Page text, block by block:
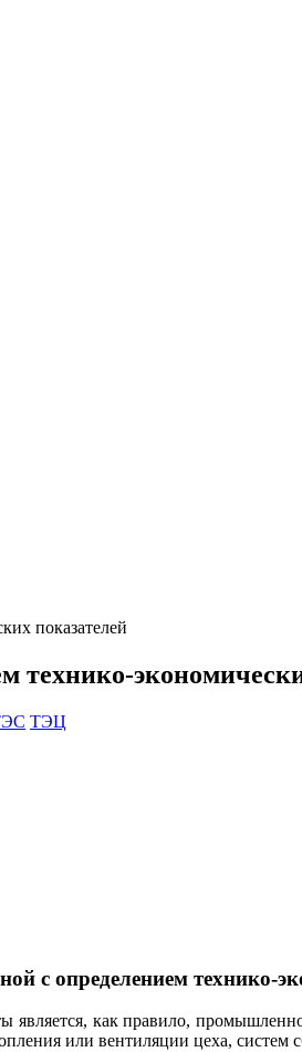
показателей
технико-
ТЭЦ
с определением технико-
является, как правило,
или вентиляции цеха, систем